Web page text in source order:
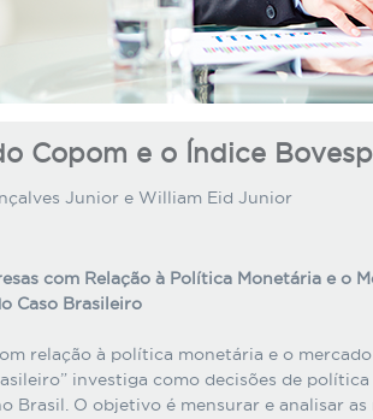
Copom e o Índice
Junior e William Eid Junior
com Relação à Política Monetária e o
Caso Brasileiro
relação à política monetária e o
investiga como decisões de
Brasil. O objetivo é mensurar e analisar as